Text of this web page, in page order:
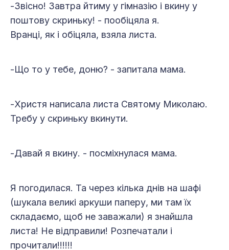
-Звісно! Завтра йтиму у гімназію і вкину у
поштову скриньку! - пообіцяла я.
Вранці, як і обіцяла, взяла листа.
-Що то у тебе, доню? - запитала мама.
-Христя написала листа Святому Миколаю.
Требу у скриньку вкинути.
-Давай я вкину. - посміхнулася мама.
Я погодилася. Та через кілька днів на шафі
(шукала великі аркуши паперу, ми там їх
складаємо, щоб не заважали) я знайшла
листа! Не відправили! Розпечатали і
прочитали!!!!!!